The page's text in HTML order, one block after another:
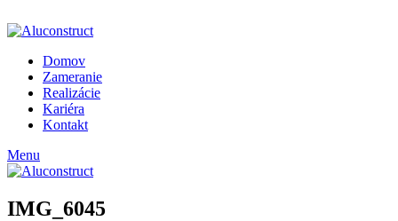
Domov
Zameranie
Realizácie
Kariéra
Kontakt
Menu
IMG_6045